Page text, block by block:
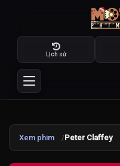
Lịch sử
Xem phim Peter Claffey